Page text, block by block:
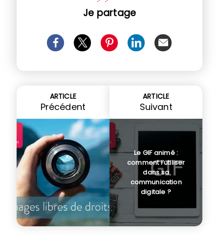
Je partage
ARTICLE
Précédent
ARTICLE
Suivant
Le GIF animé :
comment l’utiliser
dans sa
communication
digitale ?